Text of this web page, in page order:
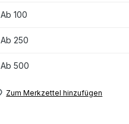
Ab 100
Ab 250
Ab 500
Zum Merkzettel hinzufügen